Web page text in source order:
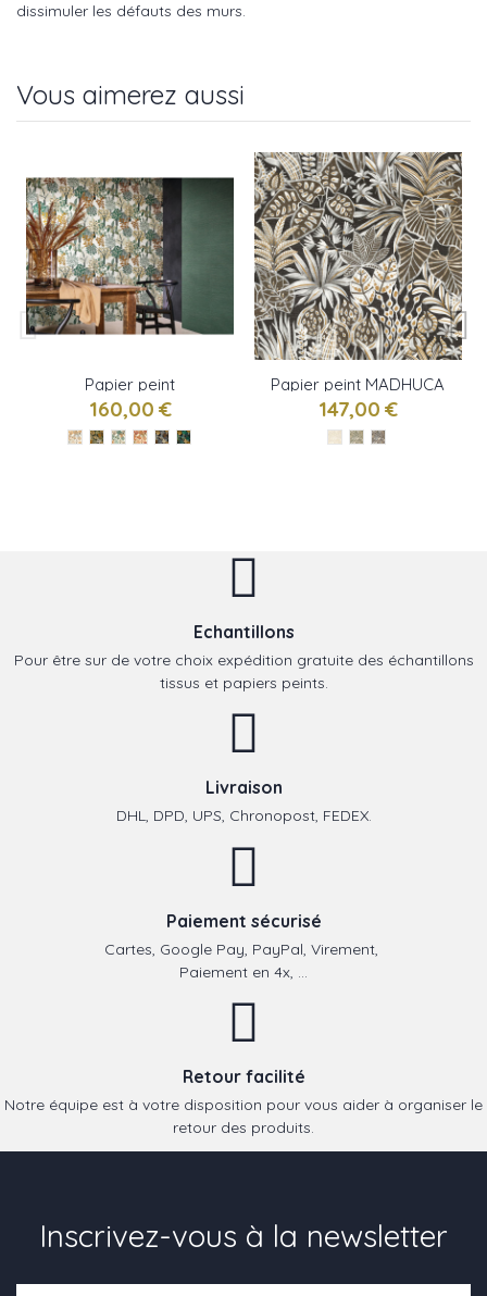
dissimuler les défauts des murs.
Vous aimerez aussi
Papier peint
PERADENIYA de
Casamance
160,00 €
Papier peint MADHUCA
de Casamance
147,00 €
Echantillons
Pour être sur de votre choix expédition gratuite des échantillons
tissus et papiers peints.
Livraison
DHL, DPD, UPS, Chronopost, FEDEX.
Paiement sécurisé
Cartes, Google Pay, PayPal, Virement,
Paiement en 4x, ...
Retour facilité
Notre équipe est à votre disposition pour vous aider à organiser le
retour des produits.
Inscrivez-vous à la newsletter